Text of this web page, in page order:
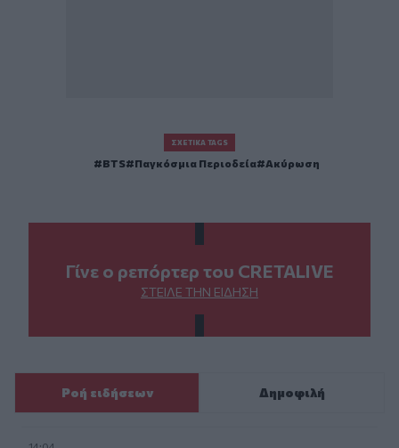
ΣΧΕΤΙΚΆ TAGS
BTS Παγκόσμια Περιοδεία Ακύρωση
Γίνε ο ρεπόρτερ του CRETALIVE
ΣΤΕΊΛΕ ΤΗΝ ΕΊΔΗΣΗ
Ροή ειδήσεων Δημοφιλή